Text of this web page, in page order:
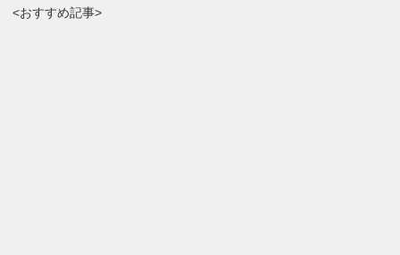
<おすすめ記事>